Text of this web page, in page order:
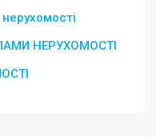
НЕРУХОМОСТІ